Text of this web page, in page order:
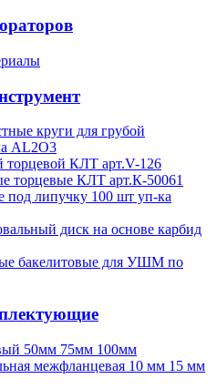
круги для грубой
AL2O3
торцевой КЛТ арт.V-126
торцевые КЛТ арт.К-50061
под липучку 100 шт уп-ка
диск на основе карбид
бакелитовые для УШМ по
50мм 75мм 100мм
межфланцевая 10 мм 15 мм